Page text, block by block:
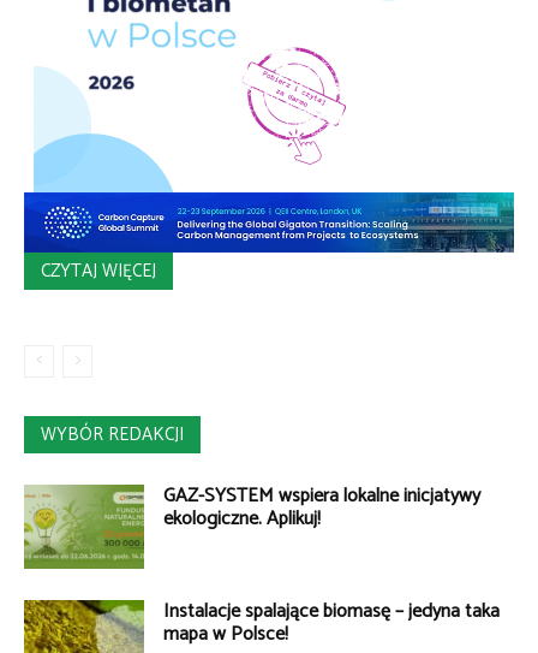
CZYTAJ WIĘCEJ
WYBÓR REDAKCJI
GAZ-SYSTEM wspiera lokalne inicjatywy
ekologiczne. Aplikuj!
Instalacje spalające biomasę – jedyna taka
mapa w Polsce!